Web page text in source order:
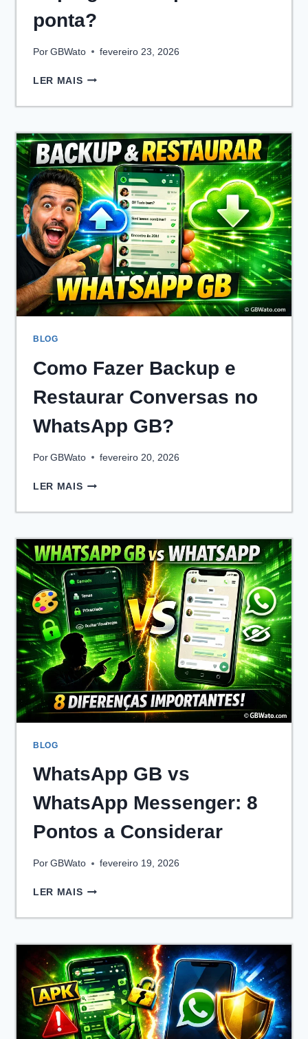
ponta?
Por GBWato fevereiro 23, 2026
LER MAISO
GB
CRIPTOGRAFIA
DE
PONTA
A
PONTA?
BLOG
Como Fazer Backup e
Restaurar Conversas no
WhatsApp GB?
Por GBWato fevereiro 20, 2026
LER MAISCOMO
BACKUP
RESTAURAR
CONVERSAS
NO
WHATSAPP
GB?
BLOG
WhatsApp GB vs
WhatsApp Messenger: 8
Pontos a Considerar
Por GBWato fevereiro 19, 2026
LER MAISWHATSAPP
VS
MESSENGER:
8
PONTOS
A
CONSIDERAR